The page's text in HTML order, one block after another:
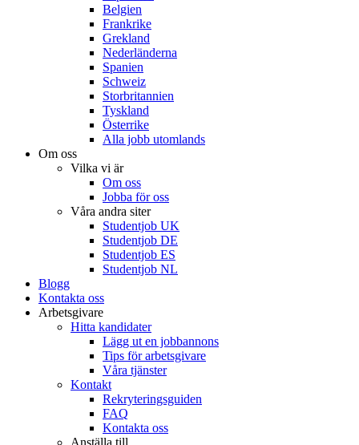
Belgien
Frankrike
Grekland
Nederländerna
Spanien
Schweiz
Storbritannien
Tyskland
Österrike
Alla jobb utomlands
Om oss
Vilka vi är
Om oss
Jobba för oss
Våra andra siter
Studentjob UK
Studentjob DE
Studentjob ES
Studentjob NL
Blogg
Kontakta oss
Arbetsgivare
Hitta kandidater
Lägg ut en jobbannons
Tips för arbetsgivare
Våra tjänster
Kontakt
Rekryteringsguiden
FAQ
Kontakta oss
Anställa till